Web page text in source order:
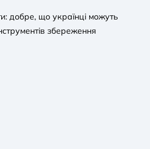
добре, що українці можуть
збереження